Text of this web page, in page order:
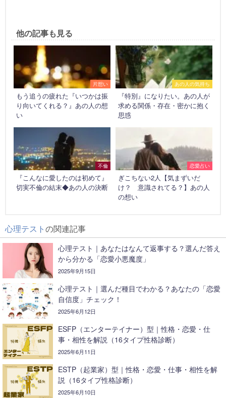
他の記事も見る
片想い
もう追うの疲れた『いつかは振
り向いてくれる？』あの人の想
い
あの人の気持ち
『特別』になりたい。あの人が
求める関係・存在・密かに抱く
思惑
不倫
『こんなに愛したのは初めて』
切実不倫の結末◆あの人の決断
恋愛占い
ぎこちない2人【気まずいだ
け？ 意識されてる？】あの人
の想い
心理テストの関連記事
心理テスト｜あなたはなんて返事する？選んだ答え
から分かる「恋愛小悪魔度」
2025年9月15日
心理テスト｜選んだ種目でわかる？あなたの「恋愛
自信度」チェック！
2025年6月12日
ESFP（エンターテイナー）型｜性格・恋愛・仕
事・相性を解説（16タイプ性格診断）
2025年6月11日
ESTP（起業家）型｜性格・恋愛・仕事・相性を解
説（16タイプ性格診断）
2025年6月10日